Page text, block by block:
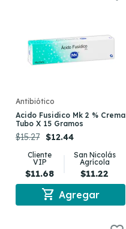
Antibiótico
Acido Fusidico Mk 2 % Crema
Tubo X 15 Gramos
$15.27 $12.44
Cliente
VIP
$11.68
San Nicolás
Agrícola
$11.22
shopping_cart Agregar